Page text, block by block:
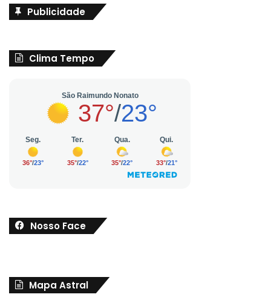
Publicidade
Clima Tempo
Nosso Face
Mapa Astral